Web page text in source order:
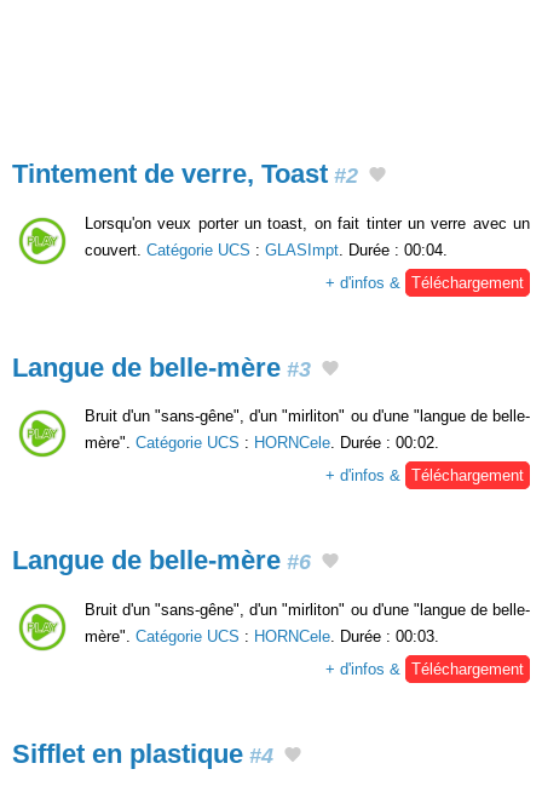
Tintement de verre, Toast #2
Lorsqu'on veux porter un toast, on fait tinter un verre avec un
couvert. Catégorie UCS : GLASImpt . Durée : 00:04.
+ d'infos &
Téléchargement
Langue de belle-mère #3
Bruit d'un "sans-gêne", d'un "mirliton" ou d'une "langue de belle-
mère". Catégorie UCS : HORNCele. Durée : 00:02.
+ d'infos & Téléchargement
Langue de belle-mère #6
Bruit d'un "sans-gêne", d'un "mirliton" ou d'une "langue de belle-
mère". Catégorie UCS : HORNCele. Durée : 00:03.
+ d'infos & Téléchargement
Sifflet en plastique #4